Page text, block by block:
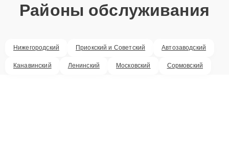
Районы обслуживания
Нижегородский Приокский и Советский Автозаводский
Канавинский Ленинский Московский Сормовский